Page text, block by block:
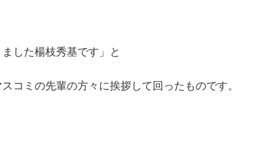
した楊枝秀基です」と
コミの先輩の方々に挨拶して回ったものです。